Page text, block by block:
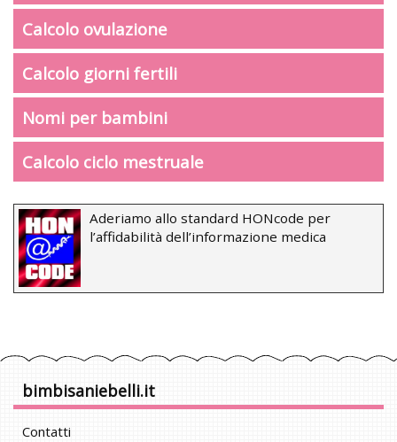
Calcolo ovulazione
Calcolo giorni fertili
Nomi per bambini
Calcolo ciclo mestruale
Aderiamo allo standard HONcode per
l’affidabilità dell’informazione medica
bimbisaniebelli.it
Contatti